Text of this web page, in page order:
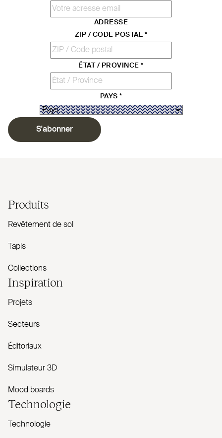
ADRESSE
ZIP / CODE POSTAL *
ÉTAT / PROVINCE*
PAYS *
S'abonner
Produits
Revêtement de sol
Tapis
Collections
Inspiration
Projets
Secteurs
Éditoriaux
Simulateur 3D
Mood boards
Technologie
Technologie